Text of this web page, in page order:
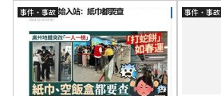
事件・事故 事件・事故